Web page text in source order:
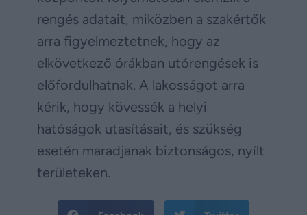
rengés adatait, miközben a szakértők
arra figyelmeztetnek, hogy az
elkövetkező órákban utórengések is
előfordulhatnak. A lakosságot arra
kérik, hogy kövessék a helyi
hatóságok utasításait, és szükség
esetén maradjanak biztonságos, nyílt
területeken.